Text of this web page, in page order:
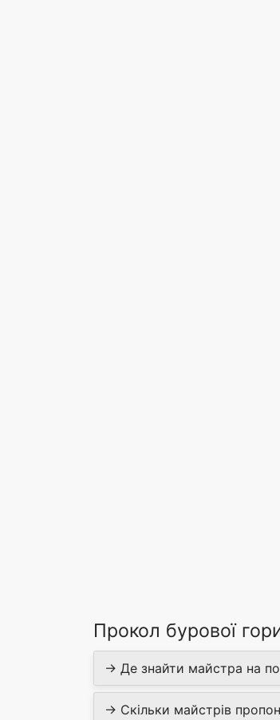
Прокол бурової
→ Де знайти майстра на
→ Скільки майстрів